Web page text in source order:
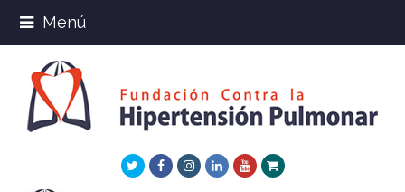
Menú
TwitterFacebookInstagram
LinkedInYoutube
Xing